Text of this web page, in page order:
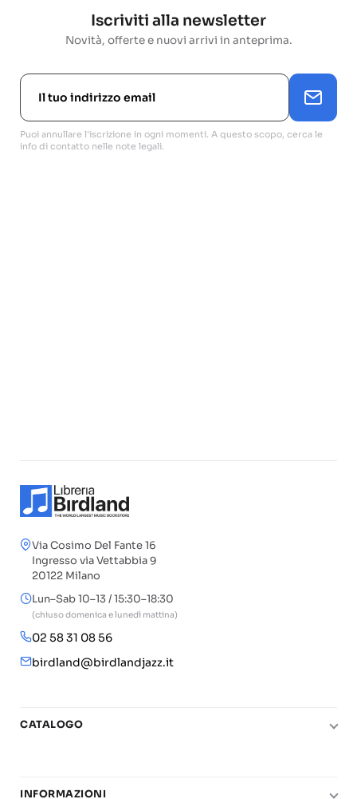
Iscriviti alla newsletter
Novità, offerte e nuovi arrivi in anteprima.
Puoi annullare l'iscrizione in ogni momenti. A questo scopo, cerca le
info di contatto nelle note legali.
Via Cosimo Del Fante 16
Ingresso via Vettabbia 9
20122 Milano
Lun–Sab 10–13 / 15:30–18:30
(chiuso domenica e lunedì mattina)
02 58 31 08 56
birdland@birdlandjazz.it
CATALOGO
Chitarra
INFORMAZIONI